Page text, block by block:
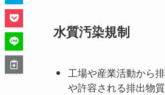
水質汚染規制
工場や産業活動から
や許容される排出物